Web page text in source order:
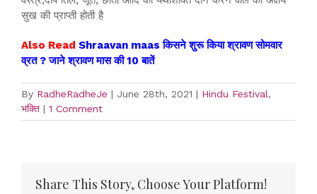
सुख की प्राप्ती होती है
Also Read Shraavan maas किसने शुरू किया श्रावण सोमवार
व्रत ? जाने श्रावण मास की 10 बातें
By RadheRadheJe | June 28th, 2021 | Hindu Festival,
भक्ति | 1 Comment
Share This Story, Choose Your Platform!